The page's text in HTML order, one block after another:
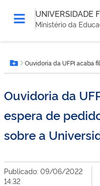
UNIVERSIDADE
Ministério da
está
aqui:Botão Menu
Ouvidoria da UFPI acaba
Ouvidoria da
espera de
sobre a
Publicado: 09/06/2022
14:32